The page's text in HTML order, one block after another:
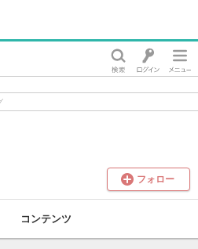
フォロー
コンテンツ